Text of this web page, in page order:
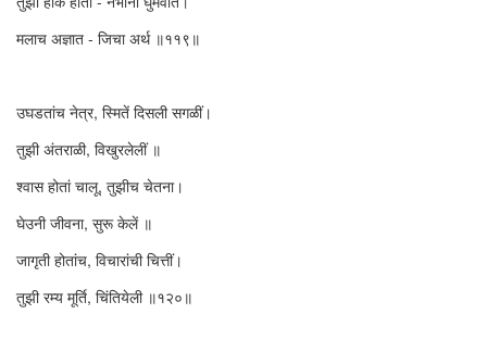
मलाच अज्ञात - जिचा अर्थ ॥११९॥
उघडतांच नेत्र, स्मितें दिसली सगळीं।
तुझी अंतराळी, विखुरलेलीं ॥
श्वास होतां चालू, तुझीच चेतना।
घेउनी जीवना, सुरू केलें ॥
जागृती होतांच, विचारांची चित्तीं।
तुझी रम्य मूर्ति, चिंतियेली ॥१२०॥